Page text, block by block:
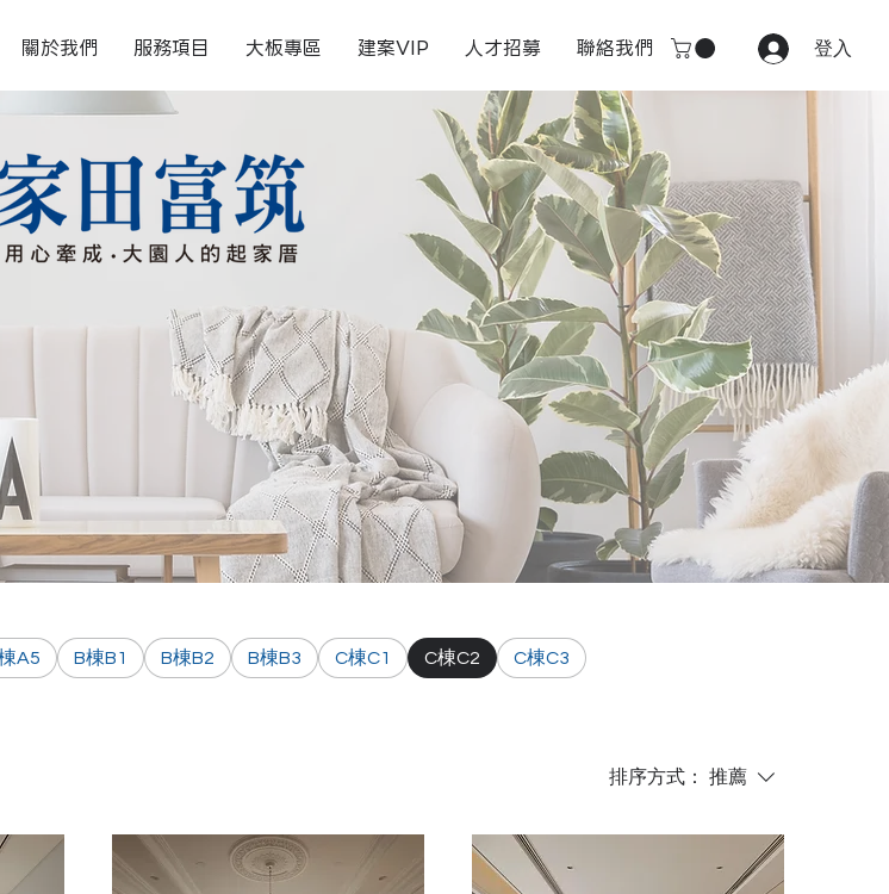
關於我們 服務項目 大板專區 建案VIP 人才招募 聯絡我們 登入
A5 B棟B1 B棟B2 B棟B3 C棟C1 C棟C2 C棟C3
排序方式： 推薦